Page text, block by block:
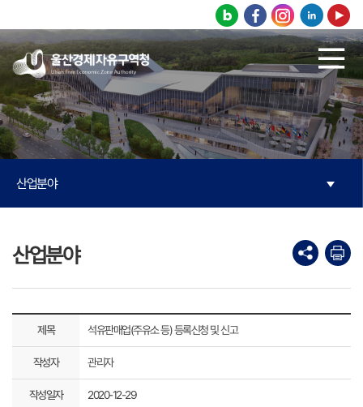
산업분야
산업분야
제목 석유판매업(주유소 등) 등록신청 및 신고
작성자 관리자
작성일자 2020-12-29